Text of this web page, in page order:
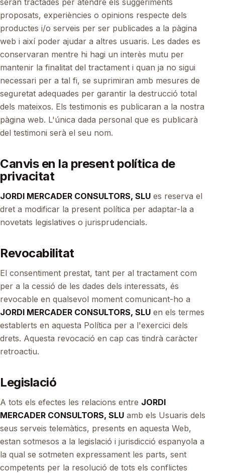
seran tractades per atendre els suggeriments
proposats, experiències o opinions respecte dels
productes i/o serveis per ser publicades a la pàgina
web i així poder ajudar a altres usuaris. Les dades es
conservaran mentre hi hagi un interès mutu per
mantenir la finalitat del tractament i quan ja no sigui
necessari per a tal fi, se suprimiran amb mesures de
seguretat adequades per garantir la destrucció total
dels mateixos. Els testimonis es publicaran a la nostra
pàgina web. L'única dada personal que es publicarà
del testimoni serà el seu nom.
Canvis en la present política de
privacitat
JORDI MERCADER CONSULTORS, SLU es reserva el
dret a modificar la present política per adaptar-la a
novetats legislatives o jurisprudencials.
Revocabilitat
El consentiment prestat, tant per al tractament com
per a la cessió de les dades dels interessats, és
revocable en qualsevol moment comunicant-ho a
JORDI MERCADER CONSULTORS, SLU en els termes
establerts en aquesta Política per a l'exercici dels
drets. Aquesta revocació en cap cas tindrà caràcter
retroactiu.
Legislació
A tots els efectes les relacions entre JORDI
MERCADER CONSULTORS, SLU amb els Usuaris dels
seus serveis telemàtics, presents en aquesta Web,
estan sotmesos a la legislació i jurisdicció espanyola a
la qual se sotmeten expressament les parts, sent
competents per la resolució de tots els conflictes